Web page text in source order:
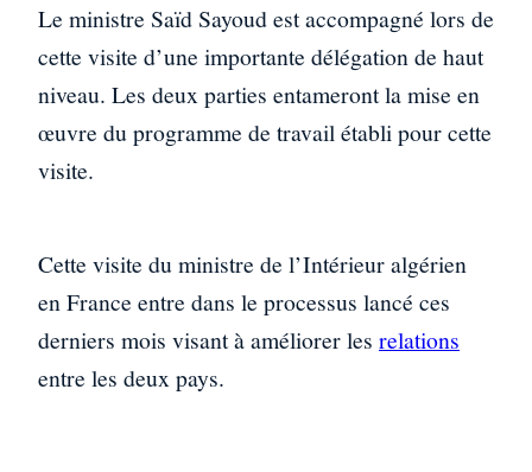
Le ministre Saïd Sayoud est accompagné lors de
cette visite d’une importante délégation de haut
niveau. Les deux parties entameront la mise en
œuvre du programme de travail établi pour cette
visite.
Cette visite du ministre de l’Intérieur algérien
en France entre dans le processus lancé ces
derniers mois visant à améliorer les relations
entre les deux pays.